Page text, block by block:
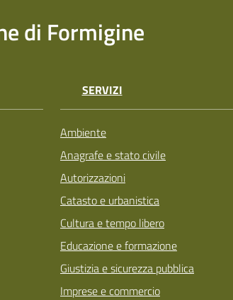
di Formigine
SERVIZI
Ambiente
Anagrafe e stato civile
Autorizzazioni
Catasto e urbanistica
Cultura e tempo libero
Educazione e formazione
Giustizia e sicurezza pubblica
Imprese e commercio